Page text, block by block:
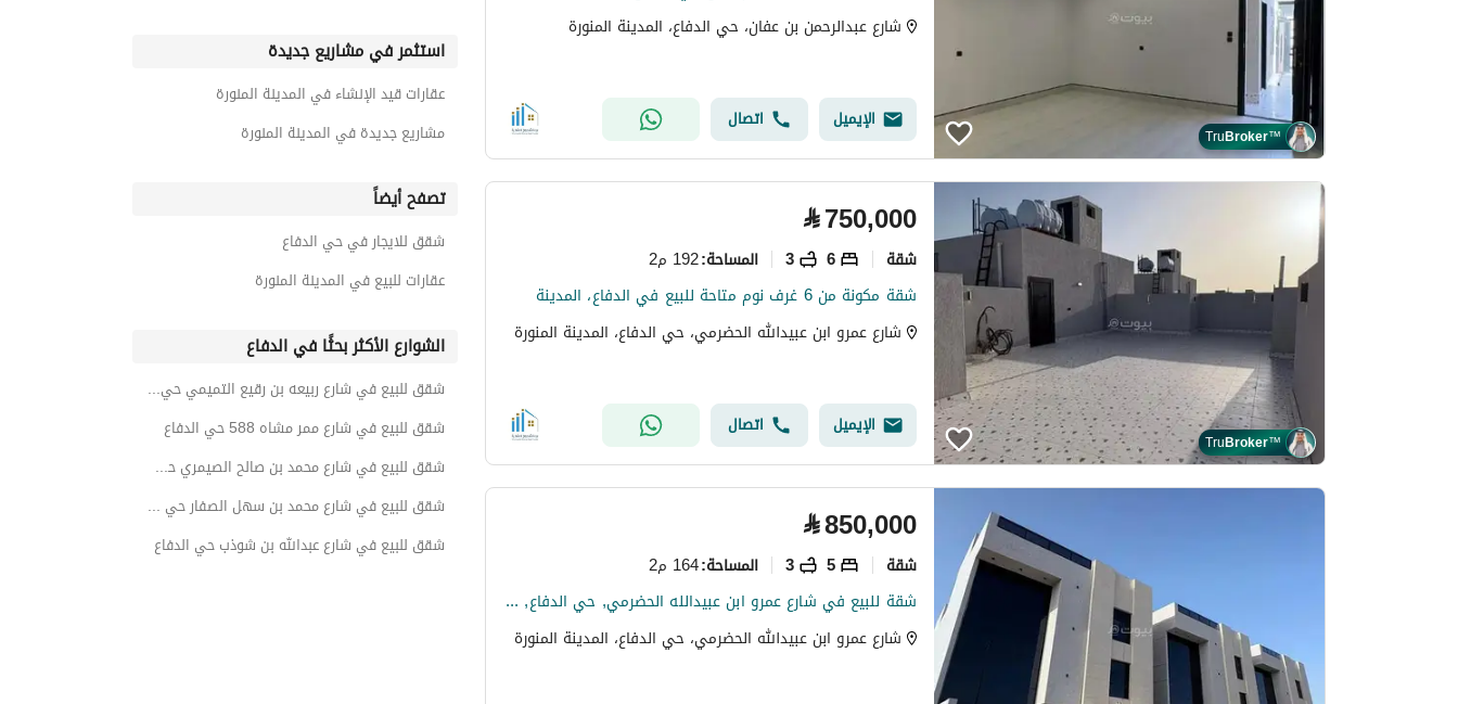
TruBroker™
شارع عبدالرحمن بن عفان، حي الدفاع، المدينة المنورة
الإيميل اتصال
TruBroker™
⃁750,000
شقة 6
3 المساحة:192 م2
شقة مكونة من 6 غرف نوم متاحة للبيع في الدفاع، المدينة
شارع عمرو ابن عبيدالله الحضرمي، حي الدفاع، المدينة المنورة
الإيميل اتصال
⃁850,000
شقة 5
3 المساحة:164 م2
شقة للبيع في شارع عمرو ابن عبيدالله الحضرمي, حي الدفاع, مدينة المدينة المنورة, منطقة المدينة المنورة
شارع عمرو ابن عبيدالله الحضرمي، حي الدفاع، المدينة المنورة
شقق حي طيبة
شقق حي أبو بريقاء
شقق حي الجامعة
استثمر في مشاريع جديدة
عقارات قيد الإنشاء في المدينة المنورة
مشاريع جديدة في المدينة المنورة
تصفح أيضاً
شقق للايجار في حي الدفاع
عقارات للبيع في المدينة المنورة
الشوارع الأكثر بحثًا في الدفاع
شقق للبيع في شارع ربيعه بن رقيع التميمي حي الدفاع
شقق للبيع في شارع ممر مشاه 588 حي الدفاع
شقق للبيع في شارع محمد بن صالح الصيمري حي الدفاع
شقق للبيع في شارع محمد بن سهل الصفار حي الدفاع
شقق للبيع في شارع عبدالله بن شوذب حي الدفاع